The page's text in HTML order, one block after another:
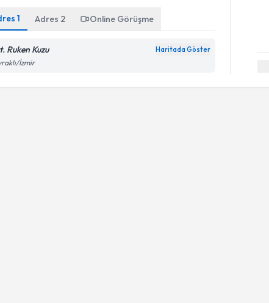
1 Adres 2 Online Görüşme
Ruken Kuzu Haritada Göster
İzmir